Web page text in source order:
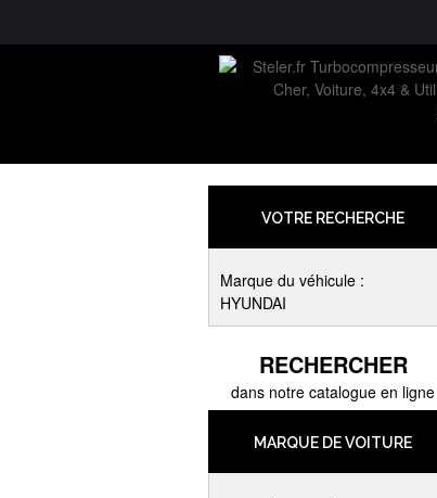
VOTRE RECHERCHE
Marque du véhicule :
HYUNDAI
RECHERCHER
dans notre catalogue en ligne
MARQUE DE VOITURE